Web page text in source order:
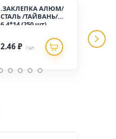
.ЗАКЛЕПКА АЛЮМ/
СТАЛЬ /ТАЙВАНЬ/
6,4*14 (250 шт)
2.46 ₽ / шт.